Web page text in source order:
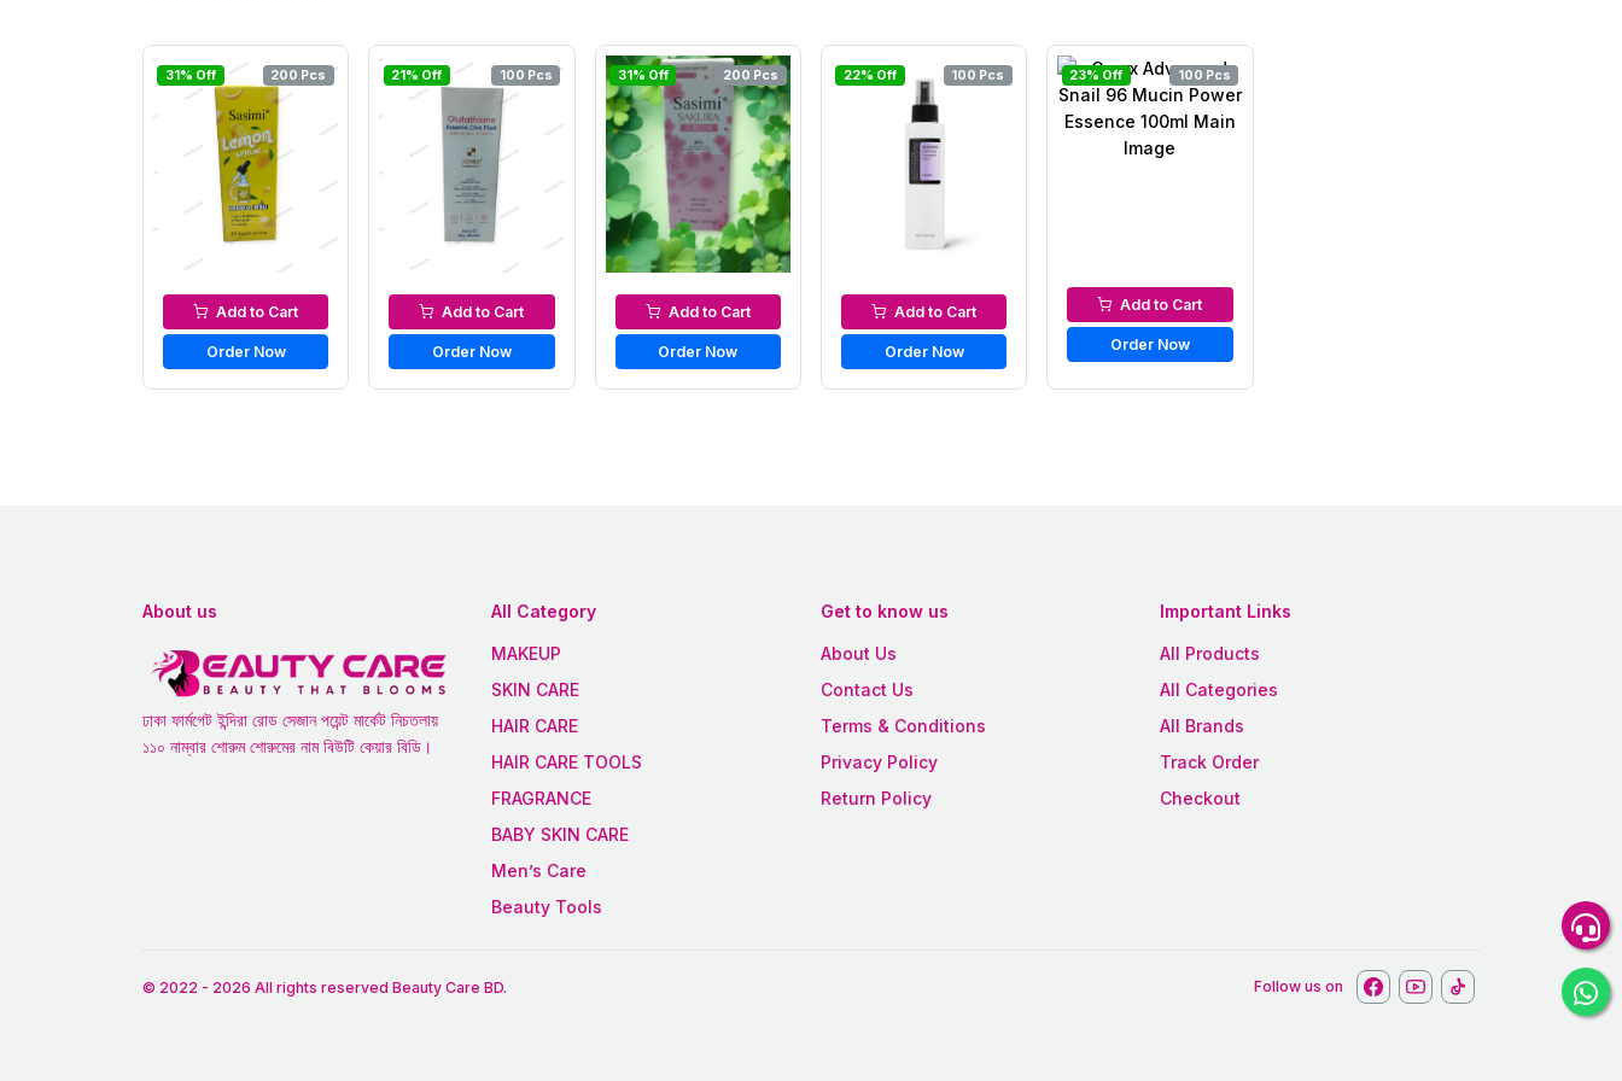
31% Off 200 Pcs
Serums & Essences
Add to Cart
Order Now
21% Off 100 Pcs
Serums & Essences
Add to Cart
Order Now
31% Off 200 Pcs
Serums & Essences
Add to Cart
Order Now
22% Off 100 Pcs
Serums & Essences
Add to Cart
Order Now
23% Off 100 Pcs
Serums & Essences
Add to Cart
Order Now
About us
ঢাকা ফার্মগেট ইন্দিরা রোড সেজান পয়েন্ট মার্কেট নিচতলায়
১১০ নাম্বার শোরুম শোরুমের নাম বিউটি কেয়ার বিডি।
All Category
MAKEUP
SKIN CARE
HAIR CARE
HAIR CARE TOOLS
FRAGRANCE
BABY SKIN CARE
Men’s Care
Beauty Tools
Get to know us
About Us
Contact Us
Terms & Conditions
Privacy Policy
Return Policy
Important Links
All Products
All Categories
All Brands
Track Order
Checkout
© 2022 - 2026 All rights reserved Beauty Care BD. Follow us on